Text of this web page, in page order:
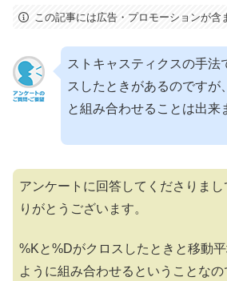
この記事には広告・プロモーションが含
ストキャスティクスの手法
スしたときがあるのですが
と組み合わせることは出来
アンケートに回答してくださりまし
りがとうございます。
%Kと%Dがクロスしたときと移動
ように組み合わせるということなの